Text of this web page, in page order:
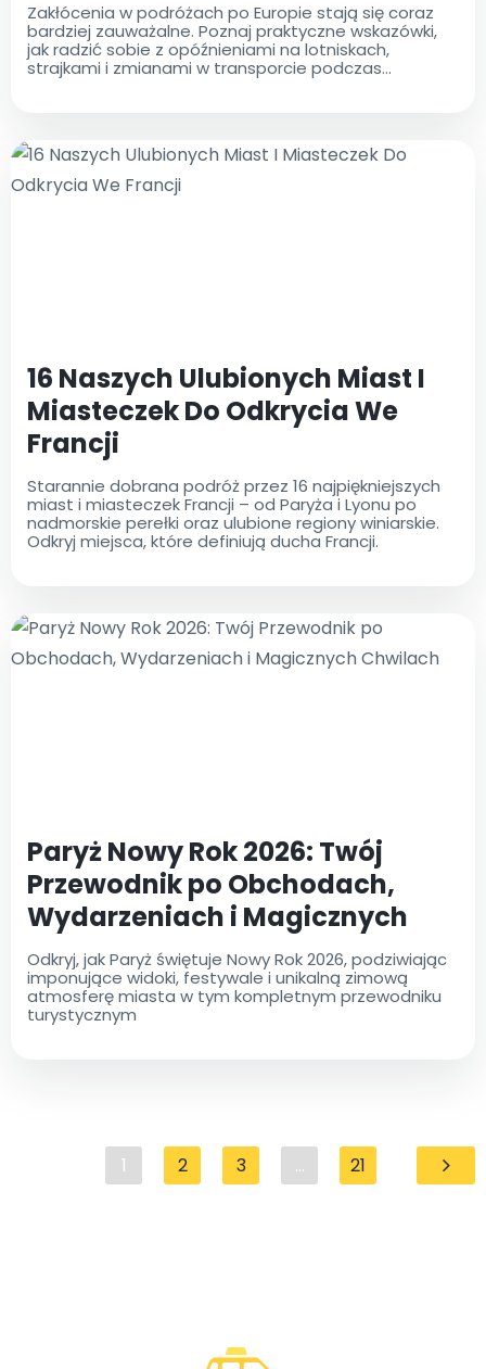
Zakłócenia w podróżach po Europie stają się coraz
bardziej zauważalne. Poznaj praktyczne wskazówki,
jak radzić sobie z opóźnieniami na lotniskach,
strajkami i zmianami w transporcie podczas
16 Naszych Ulubionych Miast I
Miasteczek Do Odkrycia We
Francji
Starannie dobrana podróż przez 16 najpiękniejszych
miast i miasteczek Francji – od Paryża i Lyonu po
nadmorskie perełki oraz ulubione regiony winiarskie.
Odkryj miejsca, które definiują ducha Francji.
Paryż Nowy Rok 2026: Twój
Przewodnik po Obchodach,
Wydarzeniach i Magicznych
Chwilach
Odkryj, jak Paryż świętuje Nowy Rok 2026, podziwiając
imponujące widoki, festywale i unikalną zimową
atmosferę miasta w tym kompletnym przewodniku
turystycznym
1 2 3 ... 21